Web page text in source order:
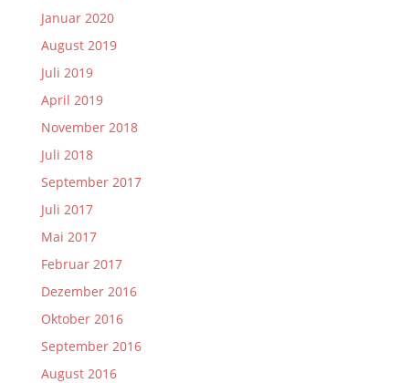
Januar 2020
August 2019
Juli 2019
April 2019
November 2018
Juli 2018
September 2017
Juli 2017
Mai 2017
Februar 2017
Dezember 2016
Oktober 2016
September 2016
August 2016